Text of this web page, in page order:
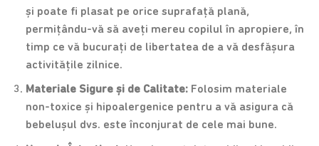
și poate fi plasat pe orice suprafață plană,
permițându-vă să aveți mereu copilul în apropiere, în
timp ce vă bucurați de libertatea de a vă desfășura
activitățile zilnice.
Materiale Sigure și de Calitate:Folosim materiale
non-toxice și hipoalergenice pentru a vă asigura că
bebelușul dvs. este înconjurat de cele mai bune.